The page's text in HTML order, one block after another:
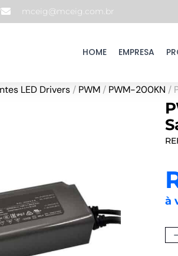
mceig@mceig.com.br
HOME EMPRESA
LED Drivers / PWM / PWM-200KN /
à
-